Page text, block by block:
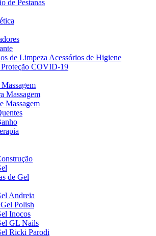
de Pestanas
de Limpeza Acessórios de Higiene
COVID-19
Massagem
Massagem
de Gel
Andreia
Polish
Inocos
GL Nails
Ricki Parodi